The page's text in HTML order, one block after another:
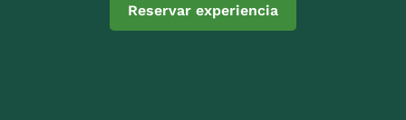
Reservar experiencia